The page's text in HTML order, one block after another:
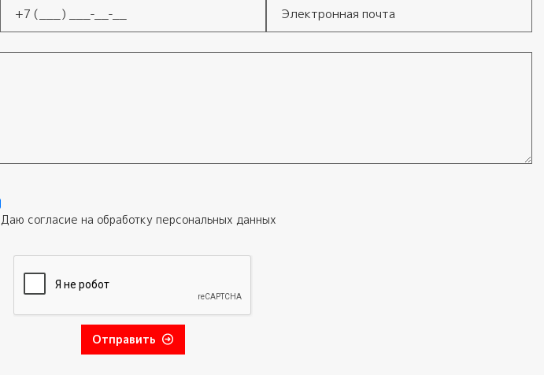
Даю согласие на обработку персональных данных
Отправить